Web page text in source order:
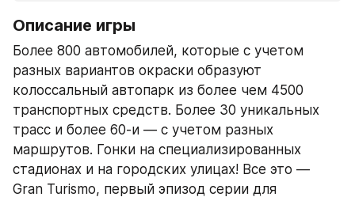
Описание игры
Более 800 автомобилей, которые с учетом
разных вариантов окраски образуют
колоссальный автопарк из более чем 4500
транспортных средств. Более 30 уникальных
трасс и более 60-и — с учетом разных
маршрутов. Гонки на специализированных
стадионах и на городских улицах! Все это —
Gran Turismo, первый эпизод серии для